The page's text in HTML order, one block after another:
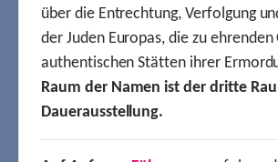
über die Entrechtung, Verfolgung
der Juden Europas, die zu
authentischen Stätten ihrer
Raum der Namen ist der dritte
Dauerausstellung.